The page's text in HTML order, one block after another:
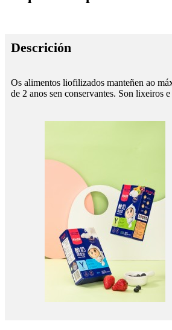
Descrición
Os alimentos liofilizados manteñen ao
de 2 anos sen conservantes. Son lixeiros